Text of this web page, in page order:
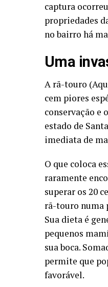
captura
propriedades
no bairro há
Uma
A rã-touro
cem piores
conservação e
estado de
imediata de
O que coloca
raramente
superar os 20
rã-touro numa
Sua dieta é
pequenos
sua boca.
permite que
favorável.